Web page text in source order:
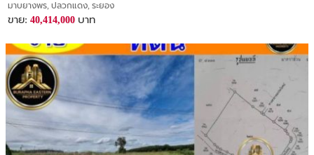
มาบยางพร, ปลวกแดง, ระยอง
ขาย: 40,414,000 บาท